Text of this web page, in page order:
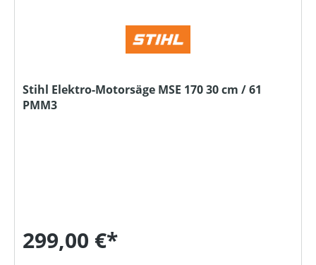
Stihl Elektro-Motorsäge MSE 170 30 cm / 61
PMM3
299,00 €*